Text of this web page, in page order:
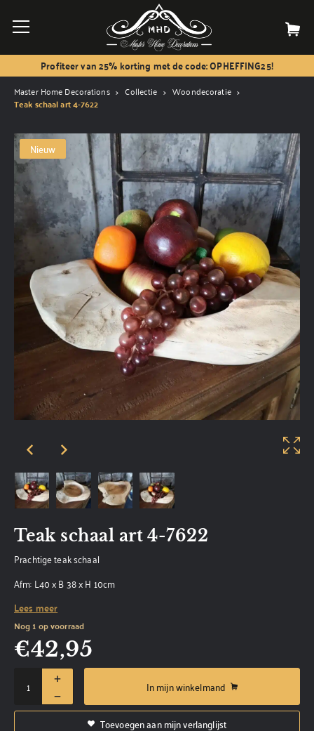
Profiteer van 25% korting met de code: OPHEFFING25!
Master Home Decorations Collectie Woondecoratie
Teak schaal art 4-7622
Nieuw
Teak schaal art 4-7622
Prachtige teak schaal
Afm: L40 x B 38 x H 10cm
Lees meer
Nog 1 op voorraad
€42,95
In mijn winkelmand
Toevoegen aan mijn verlanglijst